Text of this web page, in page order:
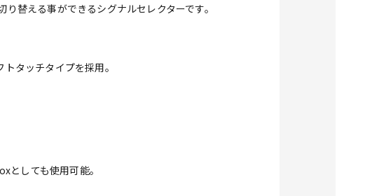
替える事ができるシグナルセレクターです。
タッチタイプを採用。
しても使用可能。